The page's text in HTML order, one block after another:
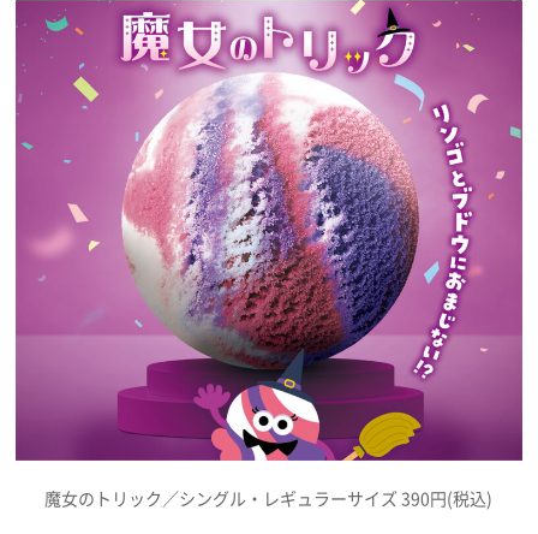
魔女のトリック／シングル・レギュラーサイズ 390円(税込)